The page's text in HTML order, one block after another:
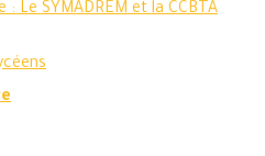
Le SYMADREM et la CCBTA